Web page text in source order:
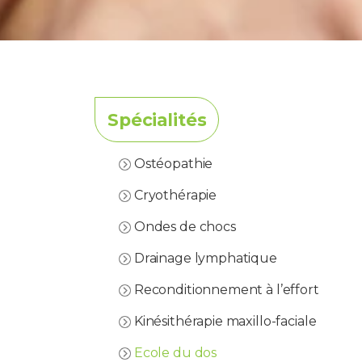
Spécialités
Ostéopathie
Cryothérapie
Ondes de chocs
Drainage lymphatique
Reconditionnement à l’effort
Kinésithérapie maxillo-faciale
Ecole du dos